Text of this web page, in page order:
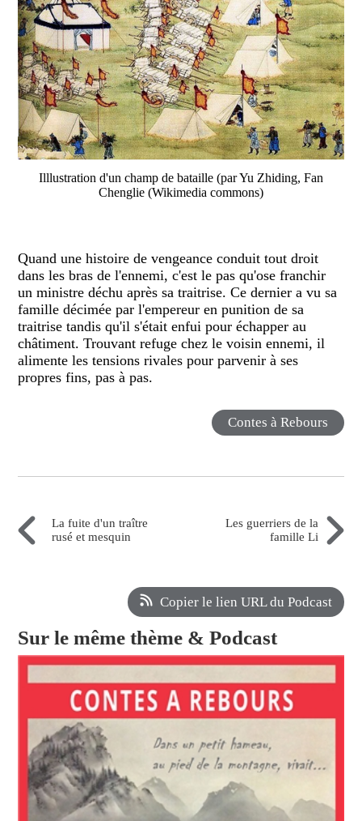
Illlustration d'un champ de bataille (par Yu Zhiding, Fan
Chenglie (Wikimedia commons)
Quand une histoire de vengeance conduit tout droit
dans les bras de l'ennemi, c'est le pas qu'ose franchir
un ministre déchu après sa traitrise. Ce dernier a vu sa
famille décimée par l'empereur en punition de sa
traitrise tandis qu'il s'était enfui pour échapper au
châtiment. Trouvant refuge chez le voisin ennemi, il
alimente les tensions rivales pour parvenir à ses
propres fins, pas à pas.
Contes à Rebours
La fuite d'un traître
rusé et mesquin
Les guerriers de la
famille Li
Copier le lien URL du Podcast
Sur le même thème & Podcast